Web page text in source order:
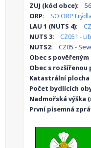
ZUJ (kód obce):
ORP:
SO ORP
LAU 1 (NUTS 4):
NUTS 3:
CZ051 -
NUTS2:
CZ05 -
Obec s
Obec s
Katastrální plocha
Počet bydlících
Nadmořská výška
První písemná